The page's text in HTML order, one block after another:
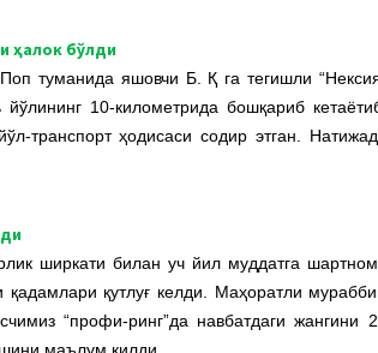
ҳалок бўлди
туманида яшовчи Б. Қ га тегишли
10-километрида бошқариб
транспорт ҳодисаси содир этган.
ширкати билан уч йил муддатга
қадамлари қутлуғ келди. Маҳоратли
“профи-ринг”да навбатдаги жангини